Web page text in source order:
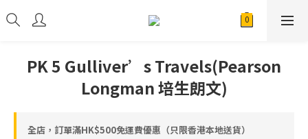
PK 5 Gulliver’s Travels(Pearson
Longman 培生朗文)
全店，訂單滿HK$500免運費優惠（只限香港本地送貨）